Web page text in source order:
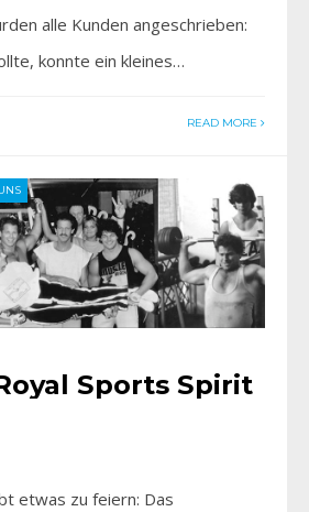
alle Kunden angeschrieben:
konnte ein kleines…
READ MORE
Sports Spirit
etwas zu feiern: Das